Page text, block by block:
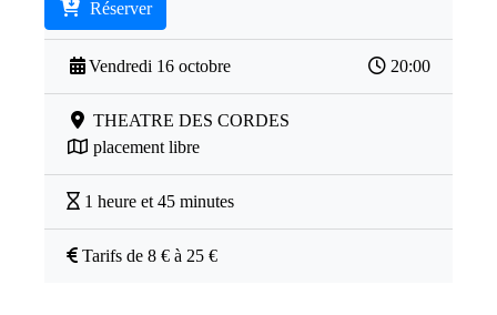
Réserver
Vendredi 16 octobre 20:00
THEATRE DES CORDES
placement libre
1 heure et 45 minutes
Tarifs de 8 € à 25 €